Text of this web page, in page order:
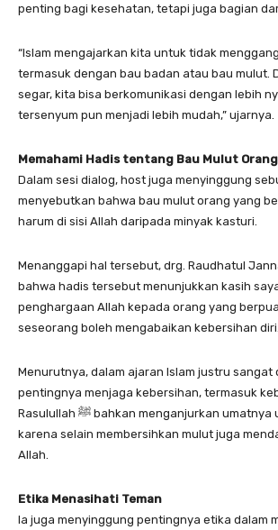
penting bagi kesehatan, tetapi juga bagian
“Islam mengajarkan kita untuk tidak
termasuk dengan bau badan atau bau mulut.
segar, kita bisa berkomunikasi dengan lebih
tersenyum pun menjadi lebih mudah,” ujarnya.
Memahami Hadis tentang Bau Mulut
Dalam sesi dialog, host juga menyinggung
menyebutkan bahwa bau mulut orang yang
harum di sisi Allah daripada minyak kasturi.
Menanggapi hal tersebut, drg. Raudhatul
bahwa hadis tersebut menunjukkan kasih
penghargaan Allah kepada orang yang
seseorang boleh mengabaikan kebersihan diri.
Menurutnya, dalam ajaran Islam justru sangat
pentingnya menjaga kebersihan, termasuk
Rasulullah ﷺ bahkan menganjurkan umatnya untuk bersiwak,
karena selain membersihkan mulut juga
Allah.
Etika Menasihati Teman
Ia juga menyinggung pentingnya etika dalam